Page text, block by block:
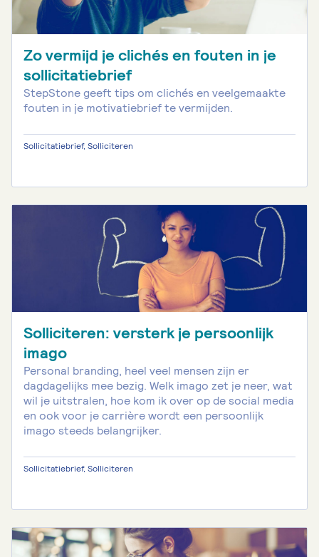
Zo vermijd je clichés en fouten in je
sollicitatiebrief
StepStone geeft tips om clichés en veelgemaakte
fouten in je motivatiebrief te vermijden.
Sollicitatiebrief, Solliciteren
Solliciteren: versterk je persoonlijk
imago
Personal branding, heel veel mensen zijn er
dagdagelijks mee bezig. Welk imago zet je neer, wat
wil je uitstralen, hoe kom ik over op de social media
en ook voor je carrière wordt een persoonlijk
imago steeds belangrijker.
Sollicitatiebrief, Solliciteren